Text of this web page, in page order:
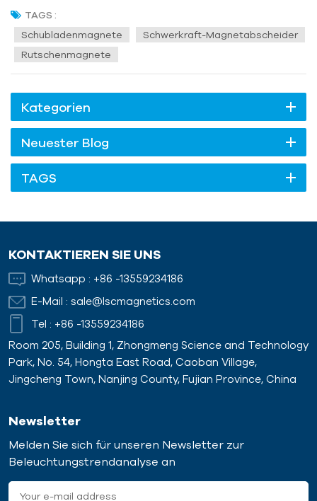
einer Produktionslinie verarbeitet werden. Wie verlängert
man die Lebensdauer von Schubladenmagneten?1.
Regelmäßige Reinigung und Wartung:...
TAGS :
Schubladenmagnete
Schwerkraft-Magnetabscheider
Rutschenmagnete
Kategorien
Neuester Blog
TAGS
KONTAKTIEREN SIE UNS
Whatsapp : +86 -13559234186
E-Mail : sale@lscmagnetics.com
Tel : +86 -13559234186
Room 205, Building 1, Zhongmeng Science and Technology
Park, No. 54, Hongta East Road, Caoban Village,
Jingcheng Town, Nanjing County, Fujian Province, China
Newsletter
Melden Sie sich für unseren Newsletter zur
Beleuchtungstrendanalyse an